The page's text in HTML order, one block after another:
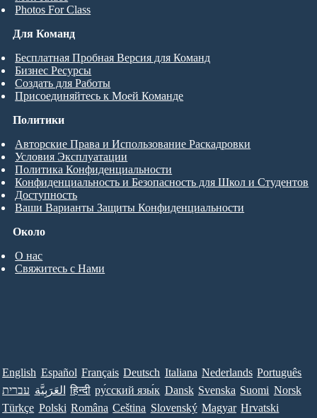
Photos For Class
Для Команд
Бесплатная Пробная Версия для Команд
Бизнес Ресурсы
Создать для Работы
Присоединяйтесь к Моей Команде
Около
О нас
Свяжитесь с Нами
Политики
Авторские Права и Использование Раскадровки
Условия Эксплуатации
Политика Конфиденциальности
Конфиденциальность и Безопасность для Школ и Студентов
Доступность
Ваши Варианты Защиты Конфиденциальности
English Español Français Deutsch Italiana Nederlands Português
עברית العَرَبِيَّة हिन्दी ру́сский язы́к Dansk Svenska Suomi Norsk
Türkçe Polski Româna Ceština Slovenský Magyar Hrvatski